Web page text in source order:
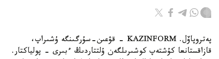
پەتروپاۆل. KAZINFORM - قۋعىن-سۇرگىنگە ۇشىراپ،
قازاقستانعا كۇشتەپ كوشىرىلگەن ۇلتتاردىڭ ءبىرى - پولياكتار.